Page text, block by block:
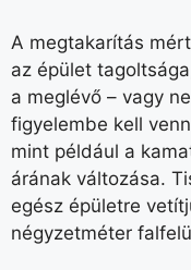
A megtakarítás
az épület
a meglévő – vagy
figyelembe kell
mint például a
árának változása.
egész épületre
négyzetméter